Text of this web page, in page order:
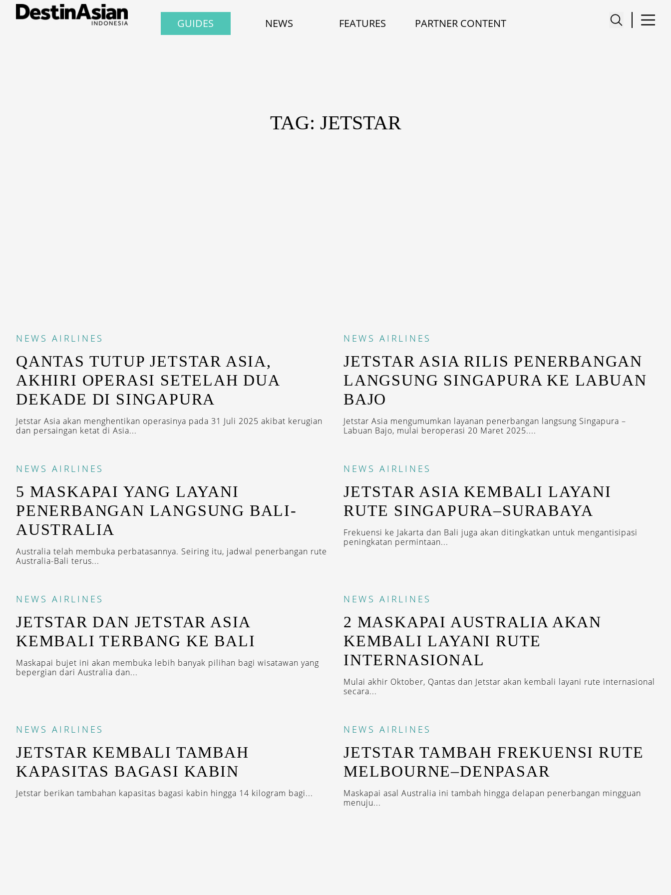
GUIDES NEWS FEATURES PARTNER CONTENT
TAG: JETSTAR
NEWS AIRLINES
QANTAS TUTUP JETSTAR ASIA,
AKHIRI OPERASI SETELAH DUA
DEKADE DI SINGAPURA
Jetstar Asia akan menghentikan operasinya pada 31 Juli 2025 akibat kerugian
dan persaingan ketat di Asia...
NEWS AIRLINES
JETSTAR ASIA RILIS PENERBANGAN
LANGSUNG SINGAPURA KE LABUAN
BAJO
Jetstar Asia mengumumkan layanan penerbangan langsung Singapura –
Labuan Bajo, mulai beroperasi 20 Maret 2025....
NEWS AIRLINES
5 MASKAPAI YANG LAYANI
PENERBANGAN LANGSUNG BALI-
AUSTRALIA
Australia telah membuka perbatasannya. Seiring itu, jadwal penerbangan rute
Australia-Bali terus...
NEWS AIRLINES
JETSTAR ASIA KEMBALI LAYANI
RUTE SINGAPURA–SURABAYA
Frekuensi ke Jakarta dan Bali juga akan ditingkatkan untuk mengantisipasi
peningkatan permintaan...
NEWS AIRLINES
JETSTAR DAN JETSTAR ASIA
KEMBALI TERBANG KE BALI
Maskapai bujet ini akan membuka lebih banyak pilihan bagi wisatawan yang
bepergian dari Australia dan...
NEWS AIRLINES
2 MASKAPAI AUSTRALIA AKAN
KEMBALI LAYANI RUTE
INTERNASIONAL
Mulai akhir Oktober, Qantas dan Jetstar akan kembali layani rute internasional
secara...
NEWS AIRLINES
JETSTAR KEMBALI TAMBAH
KAPASITAS BAGASI KABIN
Jetstar berikan tambahan kapasitas bagasi kabin hingga 14 kilogram bagi...
NEWS AIRLINES
JETSTAR TAMBAH FREKUENSI RUTE
MELBOURNE–DENPASAR
Maskapai asal Australia ini tambah hingga delapan penerbangan mingguan
menuju...